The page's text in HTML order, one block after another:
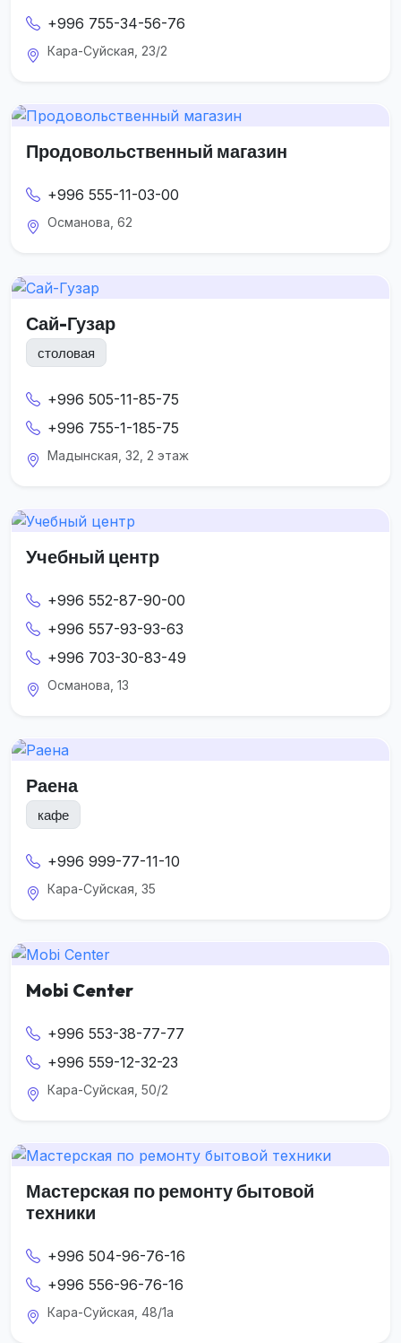
+996 755-34-56-76
Кара-Суйская, 23/2
Продовольственный магазин
+996 555-11-03-00
Османова, 62
Сай-Гузар
столовая
+996 505-11-85-75
+996 755-1-185-75
Мадынская, 32, 2 этаж
Учебный центр
+996 552-87-90-00
+996 557-93-93-63
+996 703-30-83-49
Османова, 13
Раена
кафе
+996 999-77-11-10
Кара-Суйская, 35
Mobi Center
+996 553-38-77-77
+996 559-12-32-23
Кара-Суйская, 50/2
Мастерская по ремонту бытовой
техники
+996 504-96-76-16
+996 556-96-76-16
Кара-Суйская, 48/1а